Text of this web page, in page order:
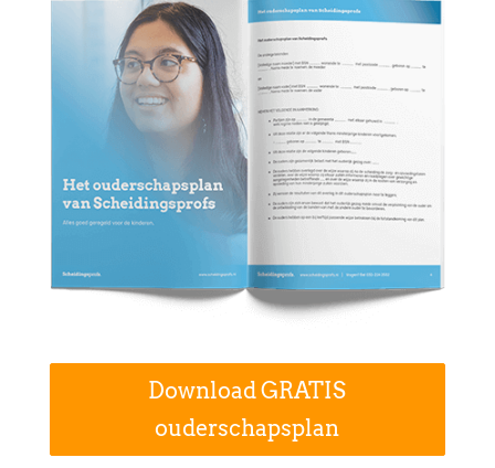
Download GRATIS
ouderschapsplan